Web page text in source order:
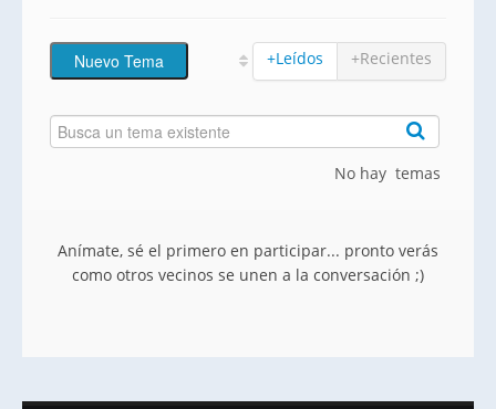
+Leídos +Recientes
No hay temas
Anímate, sé el primero en participar... pronto verás
como otros vecinos se unen a la conversación ;)